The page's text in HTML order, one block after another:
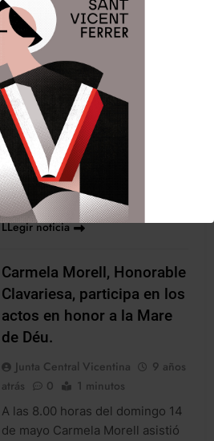
Ferrer PP Dominicos de
Valencia, el jueves 20 de junio,
Carmela Morell recibió de
manos del presidente de la JCV,
Pere Fuset, la imagen de San
Vicente Ferrer, talla de madera
del escultor valenciano
Francisco Serra y propiedad de
la Junta Central Vicentina, que
acompaña a las honorables
clavariesas…
LLegir noticia
Carmela Morell, Honorable
Clavariesa, participa en los
actos en honor a la Mare
de Déu.
Junta Central Vicentina
9 años
atrás
0 1 minutos
A las 8.00 horas del domingo 14
de mayo Carmela Morell asistió